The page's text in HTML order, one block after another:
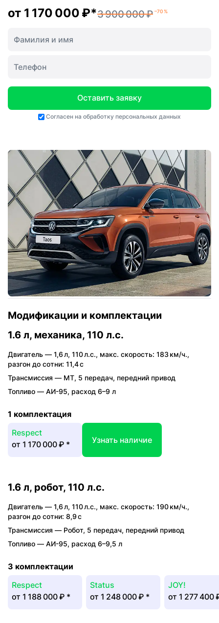
от 1 170 000 ₽*3 900 000 ₽ –70 %
Оставить заявку
Согласен на обработку персональных данных
Модификации и комплектации
1.6 л, механика, 110 л.с.
Двигатель — 1,6 л, 110 л.с., макс. скорость: 183 км/ч.,
разгон до сотни: 11,4 с
Трансмиссия — MT, 5 передач, передний привод
Топливо — АИ-95, расход 6–9 л
1 комплектация
Respect
от 1 170 000 ₽ * Узнать наличие
1.6 л, робот, 110 л.с.
Двигатель — 1,6 л, 110 л.с., макс. скорость: 190 км/ч.,
разгон до сотни: 8,9 с
Трансмиссия — Робот, 5 передач, передний привод
Топливо — АИ-95, расход 6–9,5 л
3 комплектации
Respect
от 1 188 000 ₽ *
Status
от 1 248 000 ₽ *
JOY!
от 1 277 400